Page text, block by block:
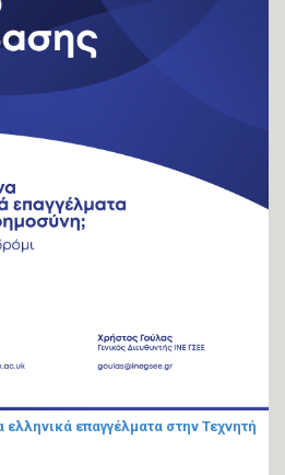
ελληνικά επαγγέλματα στην Τεχνητή